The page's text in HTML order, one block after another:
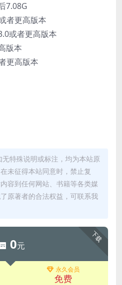
7.08G
者更高版本
或者更高版本
版本
更高版本
特殊说明或标注，均为本站原
未征得本站同意时，禁止复
容到任何网站、书籍等各类媒
原著者的合法权益，可联系我
下载
0元
永久会员
免费